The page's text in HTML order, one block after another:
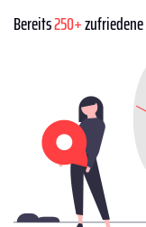
Bereits250+